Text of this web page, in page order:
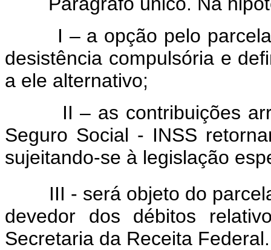
I – a opção pelo
desistência compulsória e
a ele alternativo;
II – as contribuições
Seguro Social - INSS
sujeitando-se à legislação
III - será objeto do
devedor dos débitos
Secretaria da Receita Federal.